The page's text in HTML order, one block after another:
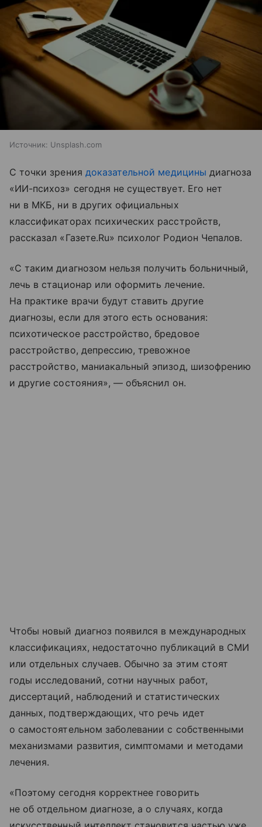
Источник: Unsplash.com
С точки зрения доказательной медицины диагноза
«ИИ-психоз» сегодня не существует. Его нет
ни в МКБ, ни в других официальных
классификаторах психических расстройств,
рассказал «Газете.Ru» психолог Родион Чепалов.
«С таким диагнозом нельзя получить больничный,
лечь в стационар или оформить лечение.
На практике врачи будут ставить другие
диагнозы, если для этого есть основания:
психотическое расстройство, бредовое
расстройство, депрессию, тревожное
расстройство, маниакальный эпизод, шизофрению
и другие состояния», — объяснил он.
Чтобы новый диагноз появился в международных
классификациях, недостаточно публикаций в СМИ
или отдельных случаев. Обычно за этим стоят
годы исследований, сотни научных работ,
диссертаций, наблюдений и статистических
данных, подтверждающих, что речь идет
о самостоятельном заболевании с собственными
механизмами развития, симптомами и методами
лечения.
«Поэтому сегодня корректнее говорить
не об отдельном диагнозе, а о случаях, когда